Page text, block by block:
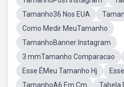
Tamanho36 Nos EUA
Como Medir MeuTamanho
TamanhoBanner Instagram
3 mmTamanho Comparacao
Esse ÉMeu Tamanho Hj
TamanhoA6 Em Cm
Tabela